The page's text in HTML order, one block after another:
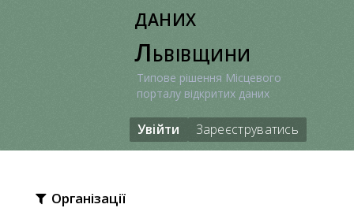
даних
Львівщини
Типове рішення Місцевого
порталу відкритих даних
Увійти Зареєструватись
Організації